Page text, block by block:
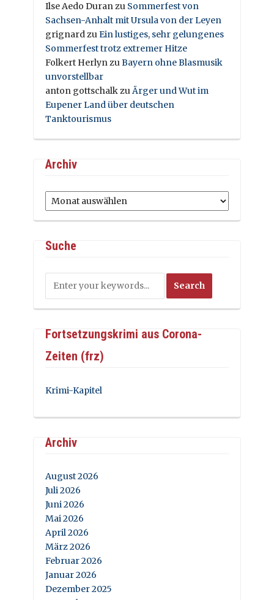
Ilse Aedo Duranzu Sommerfest von
Sachsen-Anhalt mit Ursula von der Leyen
grignardzuEin lustiges, sehr gelungenes
Sommerfest trotz extremer Hitze
Folkert HerlynzuBayern ohne Blasmusik
unvorstellbar
anton gottschalkzuÄrger und Wut im
Eupener Land über deutschen
Tanktourismus
Archiv
Archiv
Suche
Fortsetzungskrimi aus Corona-
Zeiten (frz)
Krimi-Kapitel
Archiv
August 2026
Juli 2026
Juni 2026
Mai 2026
April 2026
März 2026
Februar 2026
Januar 2026
Dezember 2025